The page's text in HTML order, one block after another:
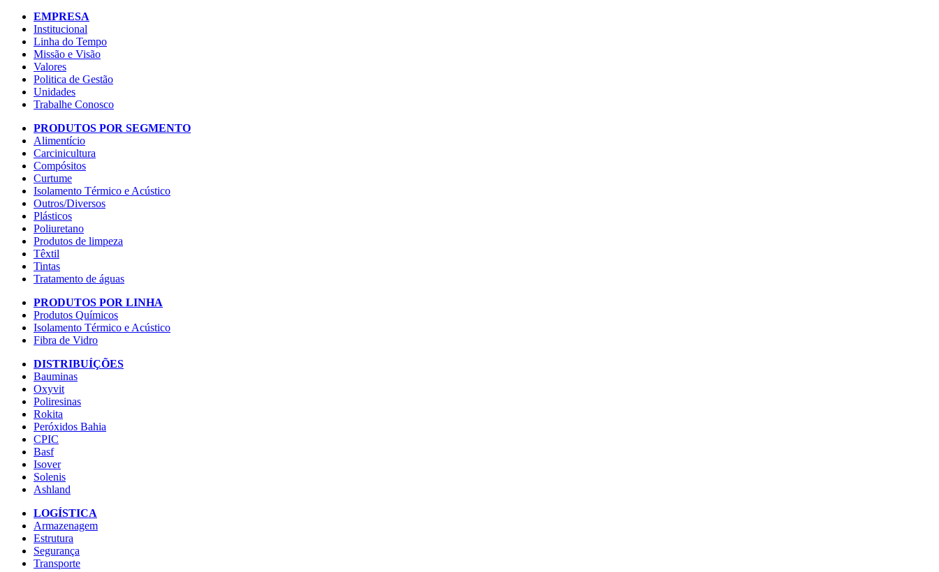
EMPRESA
Institucional
Linha do Tempo
Missão e Visão
Valores
Politica de Gestão
Unidades
Trabalhe Conosco
PRODUTOS POR SEGMENTO
Alimentício
Carcinicultura
Compósitos
Curtume
Isolamento Térmico e Acústico
Outros/Diversos
Plásticos
Poliuretano
Produtos de limpeza
Têxtil
Tintas
Tratamento de águas
PRODUTOS POR LINHA
Produtos Químicos
Isolamento Térmico e Acústico
Fibra de Vidro
DISTRIBUÍÇÕES
Bauminas
Oxyvit
Poliresinas
Rokita
Peróxidos Bahia
CPIC
Basf
Isover
Solenis
Ashland
LOGÍSTICA
Armazenagem
Estrutura
Segurança
Transporte